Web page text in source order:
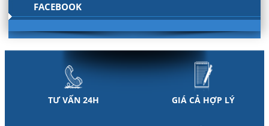
FACEBOOK
TƯ VẤN 24H GIÁ CẢ HỢP LÝ